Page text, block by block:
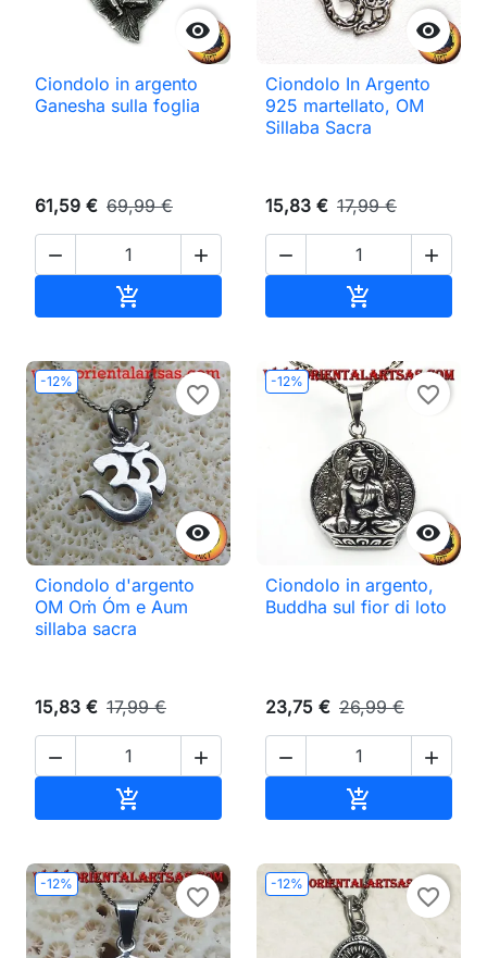

Ciondolo in argento
Ganesha sulla foglia
61,59 € 69,99 €
 


Ciondolo In Argento
925 martellato, OM
Sillaba Sacra
15,83 € 17,99 €
 

-12%

favorite_border
Ciondolo d'argento
OM Oṁ Óm e Aum
sillaba sacra
15,83 € 17,99 €
 

-12%

favorite_border
Ciondolo in argento,
Buddha sul fior di loto
23,75 € 26,99 €
 

-12%
favorite_border
-12%
favorite_border